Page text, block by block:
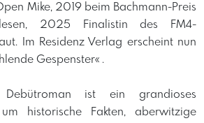
Mike, 2019 beim Bachmann-Preis
2025 Finalistin des FM4-
Im Residenz Verlag erscheint nun
Gespenster« .
Debütroman ist ein grandioses
historische Fakten, aberwitzige